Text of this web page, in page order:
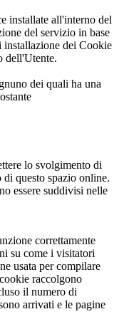
installate all'interno del
del servizio in base
dei Cookie
dell'Utente.
dei quali ha una
lo svolgimento di
di questo spazio online.
essere suddivisi nelle
correttamente
su come i visitatori
usata per compilare
raccolgono
il numero di
arrivati e le pagine